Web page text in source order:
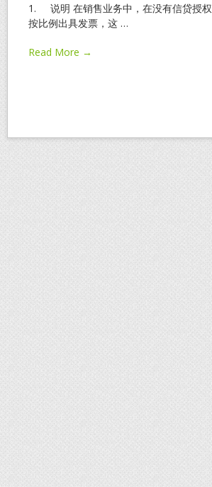
1. 说明 在销售业务中，在没有信贷授
按比例出具发票，这 …
Read More →